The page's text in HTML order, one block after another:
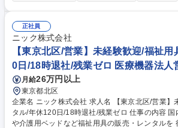
介護ショップに対して、新たなニーズが出てきた
だける関係構築が重要となるため、提案力より人
既存顧客メインで1日7～10件(営業先4～5件、納
護ショップ向けに製品の使用方法等の勉強会を実
す。個人目標はありますがノルマでなく、拠点での目
職種 【静岡】法人営業/福祉用具レンタル卸で国内
支える企業
正社員
ニック株式会社
【東京北区/営業】未経験歓迎/福祉
0日/18時退社/残業ゼロ 医療機器法人
月給26万円以上
東京都北区
企業名 ニック株式会社 求人名 【東京北区/営業】未経験歓迎/福祉用具レン
タル/年休120日/18時退社/残業ゼロ 仕事の内容 国内シェア25％の車いす
や介護用ベッドなど福祉用具の販売・レンタルを